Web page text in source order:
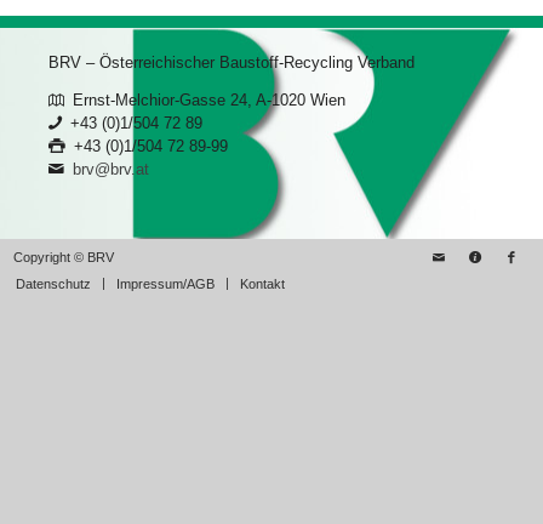
BRV – Österreichischer Baustoff-Recycling Verband
Ernst-Melchior-Gasse 24, A-1020 Wien
+43 (0)1/504 72 89
+43 (0)1/504 72 89-99
brv@brv.at
Copyright © BRV
Datenschutz
Impressum/AGB Kontakt